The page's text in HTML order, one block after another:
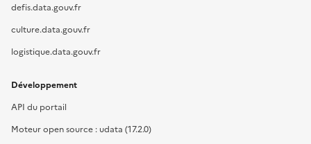
defis.data.gouv.fr
culture.data.gouv.fr
logistique.data.gouv.fr
Développement
API du portail
Moteur open source : udata (17.2.0)